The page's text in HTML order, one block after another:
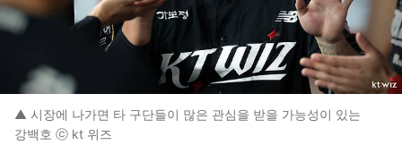
▲ 시장에 나가면 타 구단들이 많은 관심을 받을 가능성이 있는
강백호 ⓒ kt 위즈